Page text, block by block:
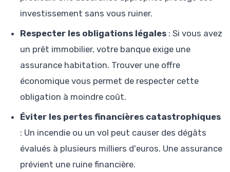
investissement sans vous ruiner.
Respecter les obligations légales : Si vous avez
un prêt immobilier, votre banque exige une
assurance habitation. Trouver une offre
économique vous permet de respecter cette
obligation à moindre coût.
Éviter les pertes financières catastrophiques
: Un incendie ou un vol peut causer des dégâts
évalués à plusieurs milliers d'euros. Une assurance
prévient une ruine financière.